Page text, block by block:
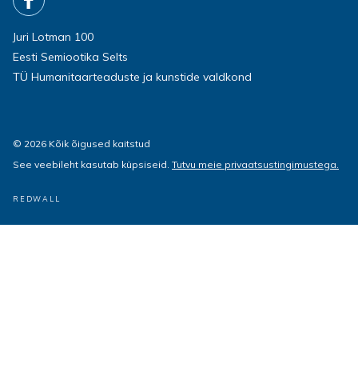
Juri Lotman 100
Eesti Semiootika Selts
TÜ Humanitaarteaduste ja kunstide valdkond
© 2026 Kõik õigused kaitstud
See veebileht kasutab küpsiseid. Tutvu meie privaatsustingimustega.
REDWALL